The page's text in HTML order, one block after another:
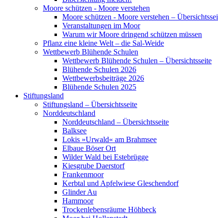
Moore schützen - Moore verstehen
Moore schützen - Moore verstehen –
Veranstaltungen im Moor
Warum wir Moore dringend schützen müssen
Pflanz eine kleine Welt – die Sal-Weide
Wettbewerb Blühende Schulen
Wettbewerb Blühende Schulen – Übersichtsseite
Blühende Schulen 2026
Wettbewerbsbeiträge 2026
Blühende Schulen 2025
Stiftungsland
Stiftungsland – Übersichtsseite
Norddeutschland
Norddeutschland – Übersichtsseite
Balksee
Lokis »Urwald« am Brahmsee
Elbaue Böser Ort
Wilder Wald bei Estebrügge
Kiesgrube Daerstorf
Frankenmoor
Kerbtal und Apfelwiese Gleschendorf
Glinder Au
Hammoor
Trockenlebensräume Höhbeck